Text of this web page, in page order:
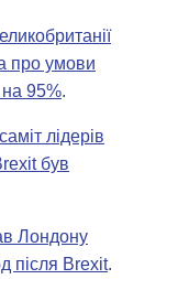
про умови
на 95%.
лідерів
був
Лондону
після Brexit.